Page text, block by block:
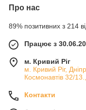
Про нас
89% позитивних з 214
Працює з
м. Кривий Ріг
м. Кривий Ріг,
Космонавтів 32/
Контакти